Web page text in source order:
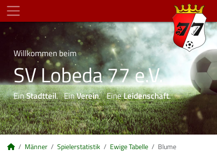
Willkommen beim
SV Lobeda 77 e.V.
EinStadtteil. EinVerein. EineLeidenschaft.
Männer Spielerstatistik Ewige Tabelle Blume